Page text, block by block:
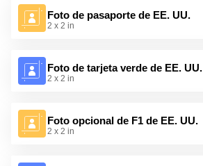
Foto de pasaporte de EE. UU.
2 x 2 in
Foto de tarjeta verde de EE. UU.
2 x 2 in
Foto opcional de F1 de EE. UU.
2 x 2 in